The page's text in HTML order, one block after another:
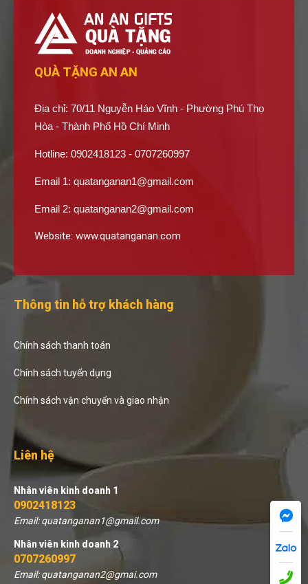
QUÀ TẶNG AN AN
Địa chỉ: 70/11 Nguyễn Háo Vĩnh - Phường Phú Thọ
Hòa - Thành Phố Hồ Chí Minh
Hotline: 0902418123 - 0707260997
Email 1: quatanganan1@gmail.com
Email 2: quatanganan2@gmail.com
Website: www.quatanganan.com
Thông tin hỗ trợ khách hàng
Chính sách thanh toán
Chính sách tuyển dụng
Chính sách vận chuyển và giao nhận
Liên hệ
Nhân viên kinh doanh 1
0902418123
Email: quatanganan1@gmail.com
Nhân viên kinh doanh 2
0707260997
Email: quatanganan2@gmai.com